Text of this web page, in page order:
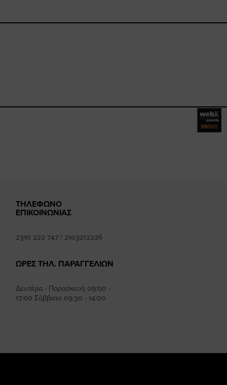
happysizes/
user/
ΤΗΛΕΦΩΝΟ
ΕΠΙΚΟΙΝΩΝΙΑΣ
2310 222 747 / 2103212226
ΩΡΕΣ ΤΗΛ. ΠΑΡΑΓΓΕΛΙΩΝ
Δευτέρα - Παρασκευή 09:00 -
17:00 Σάββατο 09:30 - 14:00